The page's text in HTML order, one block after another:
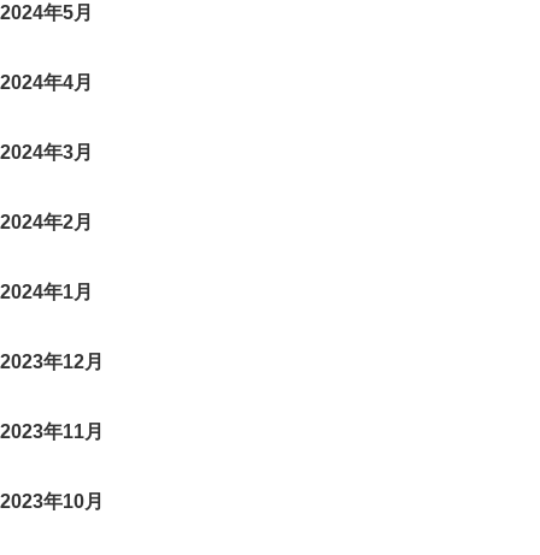
2024年5月
2024年4月
2024年3月
2024年2月
2024年1月
2023年12月
2023年11月
2023年10月